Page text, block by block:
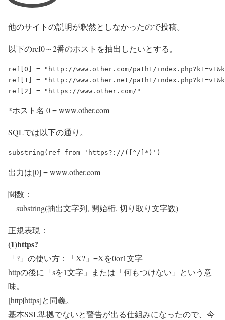
他のサイトの説明が釈然としなかったので投稿。
以下のref0～2番のホストを抽出したいとする。
ref[0] = "http://www.other.com/path1/
ref[1] = "http://www.other.net/path1/
*ホスト名 0 = www.other.com
SQLでは以下の通り。
出力は[0] = www.other.com
関数：
substring(抽出文字列, 開始桁, 切り取り文字数)
正規表現：
(1)https?
「?」の使い方：「X?」=Xを0or1文字
httpの後に「sを1文字」または「何もつけない」という意
味。
[http|https]と同義。
基本SSL準拠でないと警告が出る仕組みになったので、今